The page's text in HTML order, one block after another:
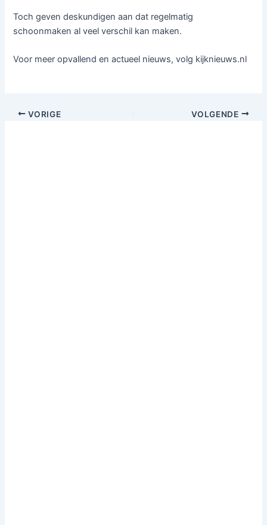
Toch geven deskundigen aan dat regelmatig
schoonmaken al veel verschil kan maken.
Voor meer opvallend en actueel nieuws, volg kijknieuws.nl
VORIGE VOLGENDE